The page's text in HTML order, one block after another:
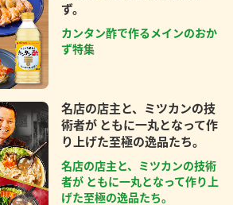
ず。
カンタン酢で作るメインのおか
ず特集
名店の店主と、ミツカンの技
術者が ともに一丸となって作
り上げた至極の逸品たち。
名店の店主と、ミツカンの技術
者が ともに一丸となって作り上
げた至極の逸品たち。